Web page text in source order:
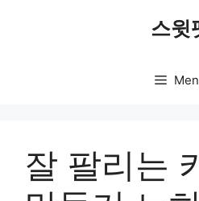
스윗
잘 팔리는